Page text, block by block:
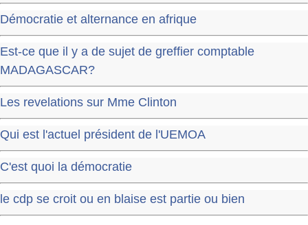
Démocratie et alternance en afrique
Est-ce que il y a de sujet de greffier comptable
MADAGASCAR?
Les revelations sur Mme Clinton
Qui est l'actuel président de l'UEMOA
C'est quoi la démocratie
le cdp se croit ou en blaise est partie ou bien